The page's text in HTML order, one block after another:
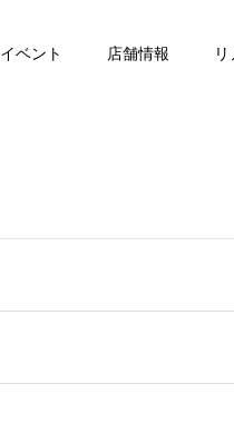
イベント 店舗情報